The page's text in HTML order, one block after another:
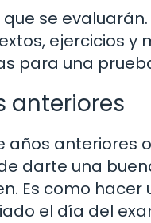
se
ejercicios
para una
anteriores
anteriores
darte una
Es como
el día del